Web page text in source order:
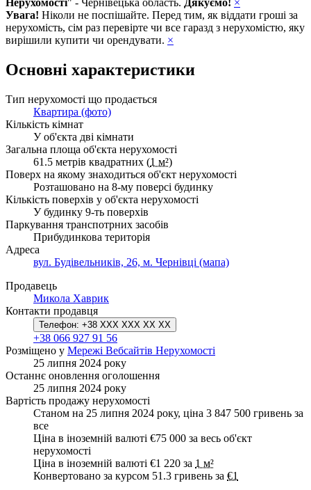
Увага! Ніколи не поспішайте. Перед тим, як віддати гроші за
нерухомість, сім раз перевірте чи все гаразд з нерухомістю, яку
вирішили купити чи орендувати. ×
Основні характеристики
Тип нерухомості що продається
Квартира (фото)
Кількість кімнат
У об'єкта дві кімнати
Загальна площа об'єкта нерухомості
61.5 метрів квадратних (1 м²)
Поверх на якому знаходиться об'єкт нерухомості
Розташовано на 8-му поверсі будинку
Кількість поверхів у об'єкта нерухомості
У будинку 9-ть поверхів
Паркування транспотрних засобів
Прибудинкова територія
Адреса
вул. Будівельників, 26, м. Чернівці (мапа)
Продавець
Микола Хаврик
Контакти продавця
Телефон: +38 XXX XXX XX XX
+38 066 927 91 56
Розміщено у Мережі Вебсайтів Нерухомості
25 липня 2024 року
Останнє оновлення оголошення
25 липня 2024 року
Вартість продажу нерухомості
Станом на 25 липня 2024 року, ціна 3 847 500 гривень за
все
Ціна в іноземній валюті €75 000 за весь об'єкт
нерухомості
Ціна в іноземній валюті €1 220 за 1 м²
Конвертовано за курсом 51.3 гривень за €1